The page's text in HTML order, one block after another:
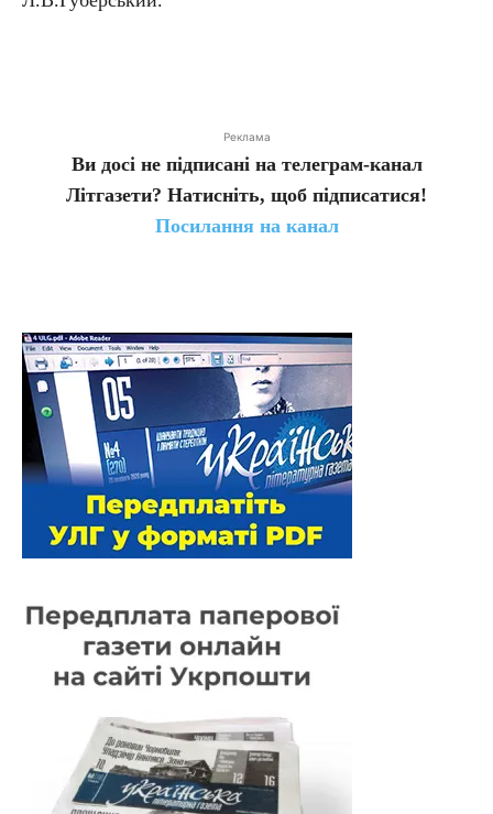
Реклама
Ви досі не підписані на телеграм-канал
Літгазети? Натисніть, щоб підписатися!
Посилання на канал